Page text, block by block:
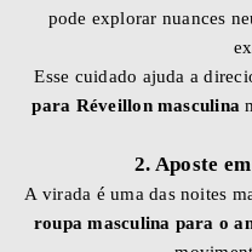
pode explorar nuances
Esse cuidado ajuda a
para Réveillon masculina
2. Aposte
A virada é uma das noites
roupa masculina para o